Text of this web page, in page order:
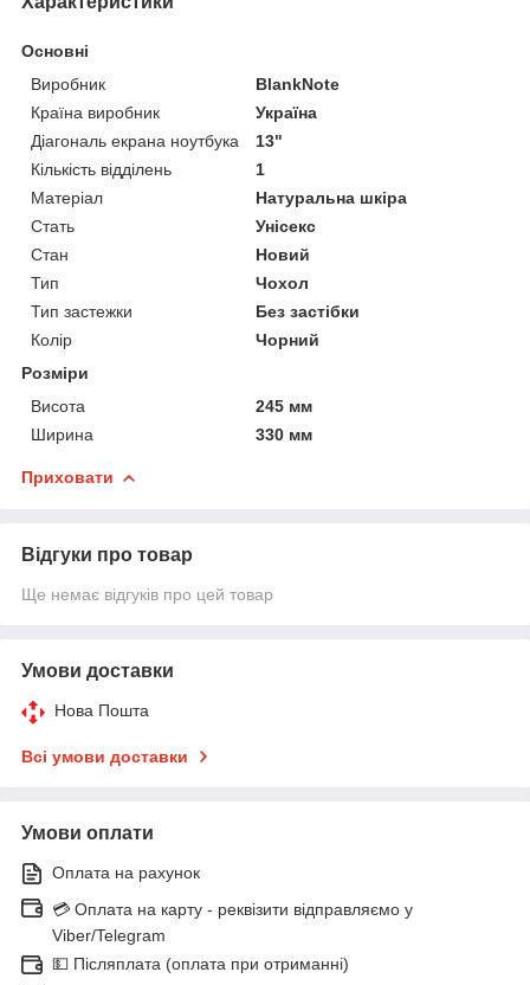
Основні
Виробник
BlankNote
Країна виробник
Україна
Діагональ екрана ноутбука
13"
Кількість відділень
1
Матеріал
Натуральна шкіра
Стать
Унісекс
Стан
Новий
Тип
Чохол
Тип застежки
Без застібки
Колір
Чорний
Розміри
Висота
245 мм
Ширина
330 мм
Приховати
Відгуки про товар
Ще немає відгуків про цей товар
Умови доставки
Нова Пошта
Всі умови доставки
Умови оплати
Оплата на рахунок
💳 Оплата на карту - реквізити відправляємо у
Viber/Telegram
💵 Післяплата (оплата при отриманні)